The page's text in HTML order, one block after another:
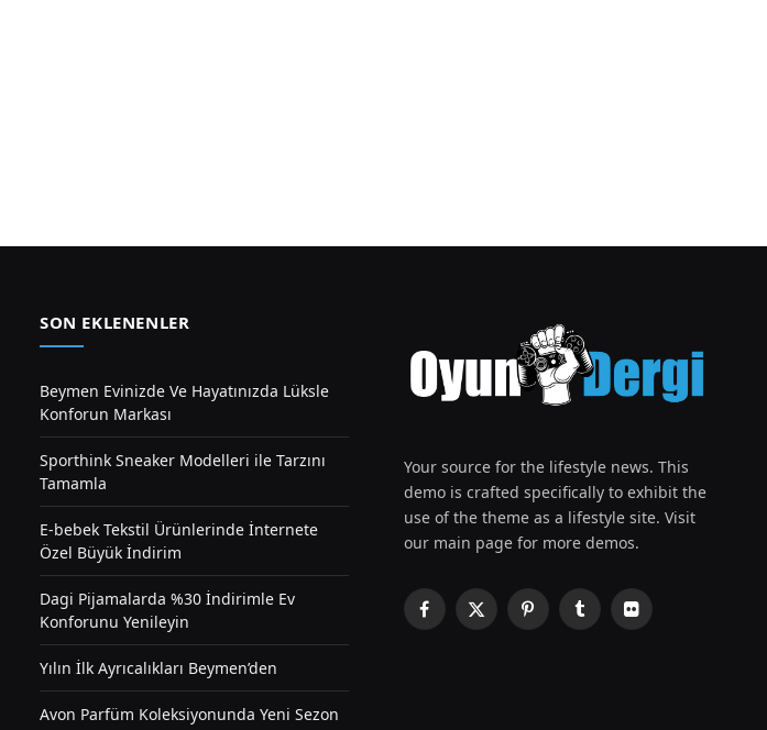
SON EKLENENLER
Beymen Evinizde Ve Hayatınızda Lüksle
Konforun Markası
Sporthink Sneaker Modelleri ile Tarzını
Tamamla
E-bebek Tekstil Ürünlerinde İnternete
Özel Büyük İndirim
Dagi Pijamalarda %30 İndirimle Ev
Konforunu Yenileyin
Yılın İlk Ayrıcalıkları Beymen’den
Avon Parfüm Koleksiyonunda Yeni Sezon
Your source for the lifestyle news. This
demo is crafted specifically to exhibit the
use of the theme as a lifestyle site. Visit
our main page for more demos.
Facebook
X
PinterestTumblrFlickr